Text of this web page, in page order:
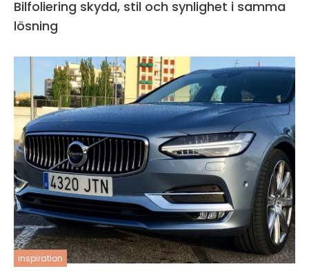
Bilfoliering skydd, stil och synlighet i samma
lösning
inspiration